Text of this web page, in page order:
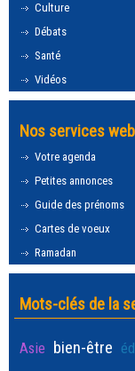
Culture
Débats
Santé
Vidéos
Nos services web
Votre agenda
Petites annonces
Guide des prénoms
Cartes de voeux
Ramadan
Mots-clés de la
Asie bien-être